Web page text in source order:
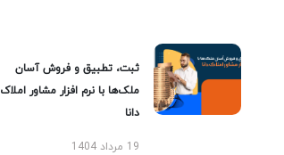
ثبت، تطبیق و فروش آسان
ملک‌ها با نرم افزار مشاور املاک
دانا
19 مرداد 1404